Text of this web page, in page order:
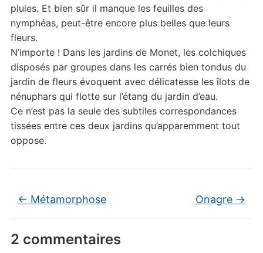
pluies. Et bien sûr il manque les feuilles des
nymphéas, peut-être encore plus belles que leurs
fleurs.
N’importe ! Dans les jardins de Monet, les colchiques
disposés par groupes dans les carrés bien tondus du
jardin de fleurs évoquent avec délicatesse les îlots de
nénuphars qui flotte sur l’étang du jardin d’eau.
Ce n’est pas la seule des subtiles correspondances
tissées entre ces deux jardins qu’apparemment tout
oppose.
← Métamorphose Onagre →
2 commentaires